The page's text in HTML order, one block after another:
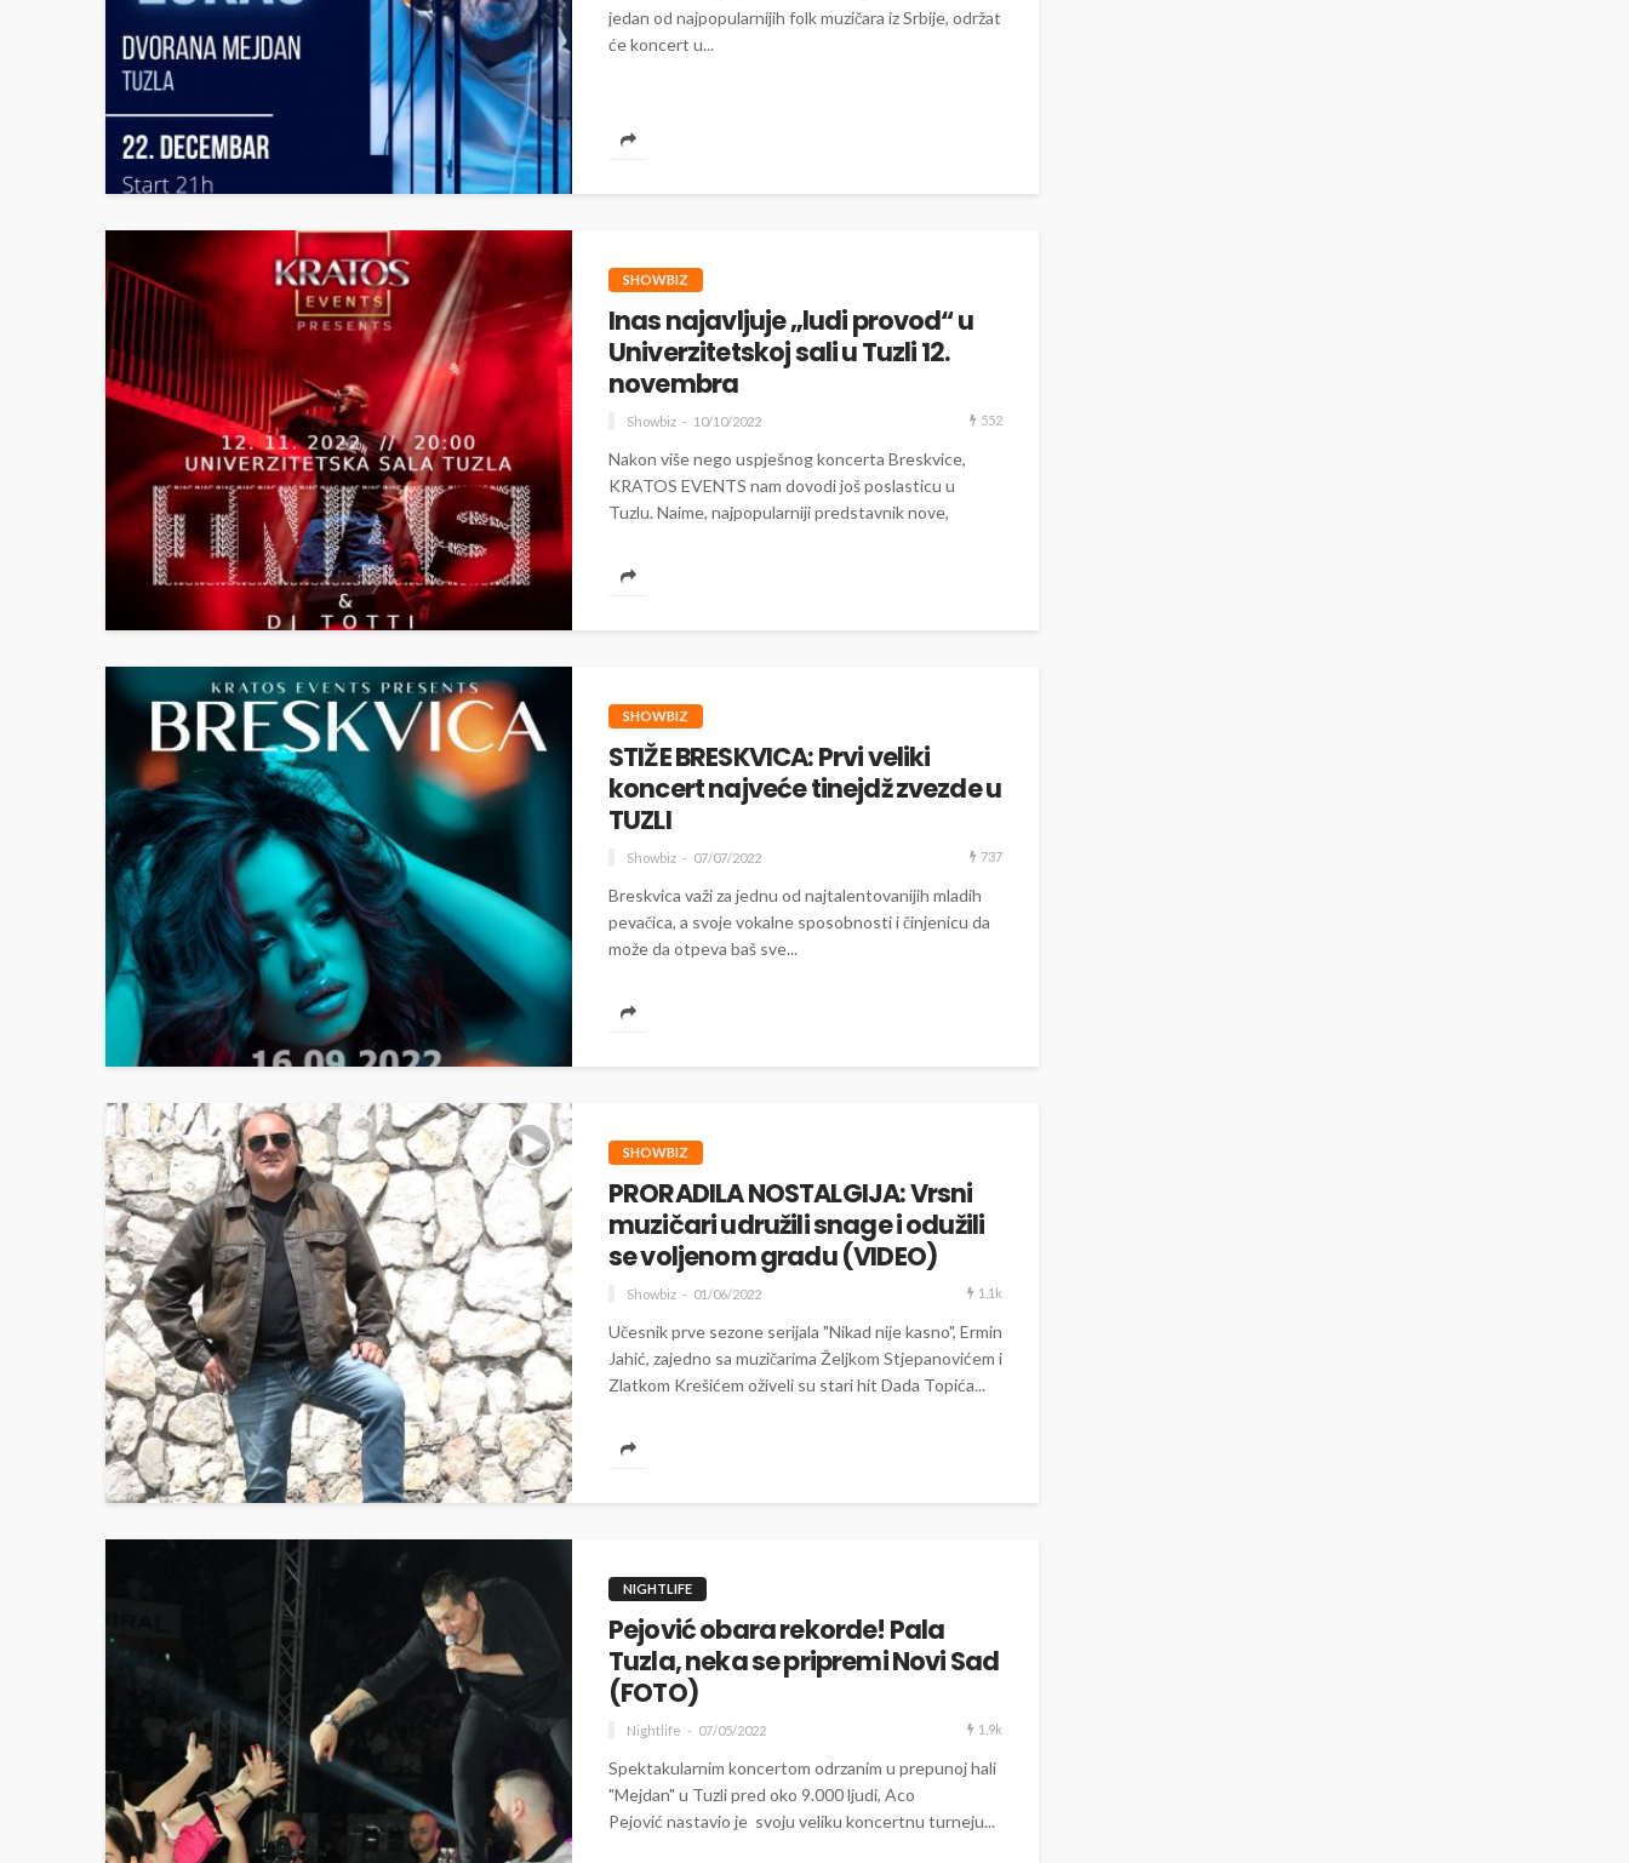
jedan od najpopularnijih folk muzičara iz Srbije, održat
će koncert u...
SHOWBIZ
Inas najavljuje „ludi provod“ u
Univerzitetskoj sali u Tuzli 12.
novembra
Showbiz 10/10/2022 552
Nakon više nego uspješnog koncerta Breskvice,
KRATOS EVENTS nam dovodi još poslasticu u
Tuzlu. Naime, najpopularniji predstavnik nove,
SHOWBIZ
STIŽE BRESKVICA: Prvi veliki
koncert najveće tinejdž zvezde u
TUZLI
Showbiz 07/07/2022 737
Breskvica važi za jednu od najtalentovanijih mladih
pevačica, a svoje vokalne sposobnosti i činjenicu da
može da otpeva baš sve...
SHOWBIZ
PRORADILA NOSTALGIJA: Vrsni
muzičari udružili snage i odužili
se voljenom gradu (VIDEO)
Showbiz 01/06/2022 1.1k
Učesnik prve sezone serijala "Nikad nije kasno", Ermin
Jahić, zajedno sa muzičarima Željkom Stjepanovićem i
Zlatkom Krešićem oživeli su stari hit Dada Topića...
NIGHTLIFE
Pejović obara rekorde! Pala
Tuzla, neka se pripremi Novi Sad
(FOTO)
Nightlife 07/05/2022 1.9k
Spektakularnim koncertom odrzanim u prepunoj hali
"Mejdan" u Tuzli pred oko 9.000 ljudi, Aco
Pejović nastavio je svoju veliku koncertnu turneju...